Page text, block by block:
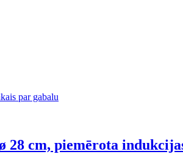
par gabalu
28 cm, piemērota